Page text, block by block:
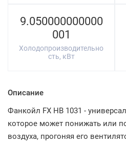
9.050000000000
001
Холодопроизводительно
сть, кВт
Описание
Фанкойл FX HB 1031 -
которое может понижать или
воздуха, прогоняя его